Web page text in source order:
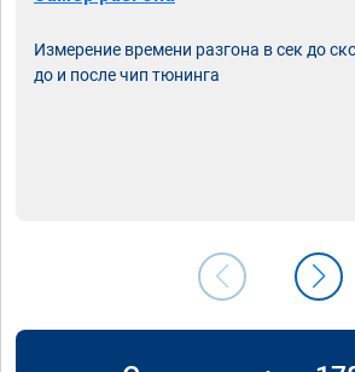
Измерение времени разгона в сек до
до и после чип тюнинга